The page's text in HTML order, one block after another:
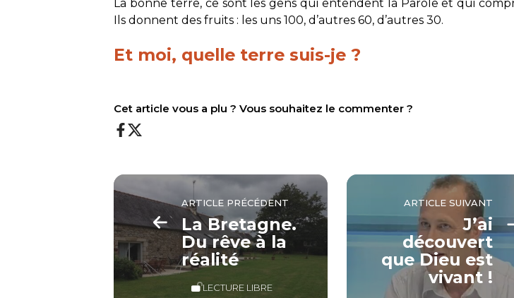
La bonne terre, ce sont les gens qui entendent la Parole et qui
Ils donnent des fruits : les uns 100, d’autres 60, d’autres 30.
Et moi, quelle terre suis-je ?
Cet article vous a plu ? Vous souhaitez le commenter ?
ARTICLE PRÉCÉDENT
La Bretagne.
Du rêve à la
réalité
LECTURE LIBRE
ARTICLE SUIVANT
J’ai
découvert
que Dieu est
vivant !